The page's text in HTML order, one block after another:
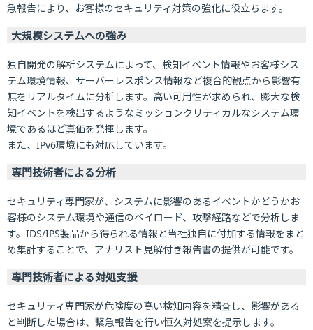
急報告により、お客様のセキュリティ対策の強化に役立ちます。
大規模システムへの強み
独自開発の解析システムによって、検知イベント情報やお客様シス
テム環境情報、サーバーレスポンス情報など複合的観点から影響有
無をリアルタイムに分析します。高い可用性が求められ、膨大な検
知イベントを検出するようなミッションクリティカルなシステム環
境であるほど真価を発揮します。
また、IPv6環境にも対応しています。
専門技術者による分析
セキュリティ専門家が、システムに影響のあるイベントかどうかお
客様のシステム環境や通信のペイロード、攻撃経路などで分析しま
す。IDS/IPS製品から得られる情報と当社独自に付加する情報をまと
め集計することで、アナリスト見解付き報告書の提供が可能です。
専門技術者による対処支援
セキュリティ専門家が危険度の高い検知内容を精査し、影響がある
と判断した場合は、緊急報告を行い恒久対処案を提示します。